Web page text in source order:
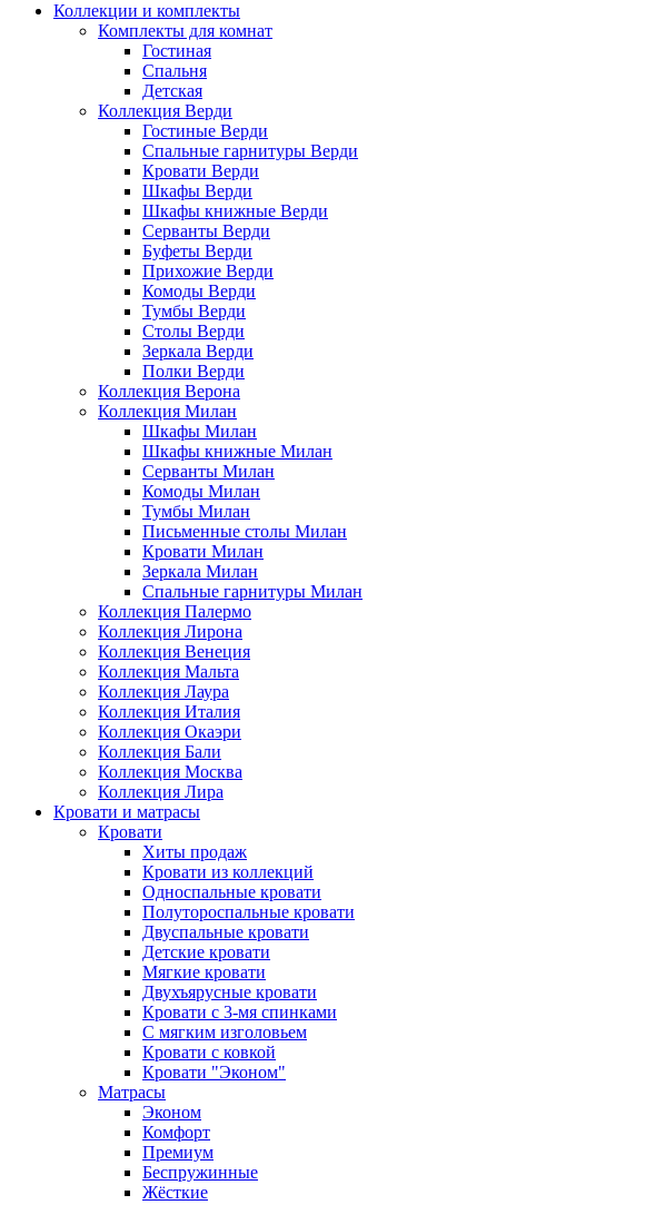
Коллекции и комплекты
Комплекты для комнат
Гостиная
Спальня
Детская
Коллекция Верди
Гостиные Верди
Спальные гарнитуры Верди
Кровати Верди
Шкафы Верди
Шкафы книжные Верди
Серванты Верди
Буфеты Верди
Прихожие Верди
Комоды Верди
Тумбы Верди
Столы Верди
Зеркала Верди
Полки Верди
Коллекция Верона
Коллекция Милан
Шкафы Милан
Шкафы книжные Милан
Серванты Милан
Комоды Милан
Тумбы Милан
Письменные столы Милан
Кровати Милан
Зеркала Милан
Спальные гарнитуры Милан
Коллекция Палермо
Коллекция Лирона
Коллекция Венеция
Коллекция Мальта
Коллекция Лаура
Коллекция Италия
Коллекция Окаэри
Коллекция Бали
Коллекция Москва
Коллекция Лира
Кровати и матрасы
Кровати
Хиты продаж
Кровати из коллекций
Односпальные кровати
Полутороспальные кровати
Двуспальные кровати
Детские кровати
Мягкие кровати
Двухъярусные кровати
Кровати с 3-мя спинками
С мягким изголовьем
Кровати с ковкой
Кровати "Эконом"
Матрасы
Эконом
Комфорт
Премиум
Беспружинные
Жёсткие